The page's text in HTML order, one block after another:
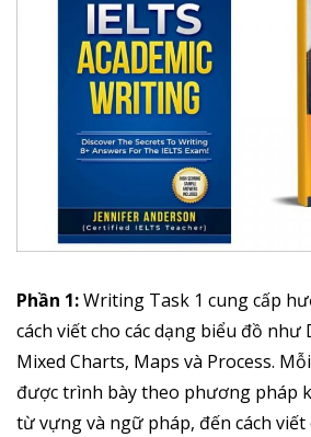
Phần 1:Writing Task 1 cung cấp
cách viết cho các dạng biểu đồ như
Mixed Charts, Maps và Process.
được trình bày theo phương pháp
từ vựng và ngữ pháp, đến cách viết